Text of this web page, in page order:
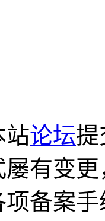
站论坛提
有变
备案